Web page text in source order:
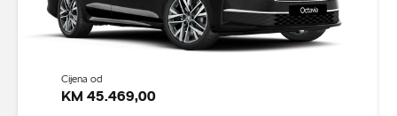
Cijena od
KM 45.469,00